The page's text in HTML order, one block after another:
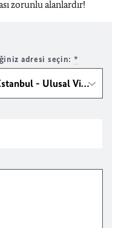
zorunlu alanlardır!
adresi seçin: *